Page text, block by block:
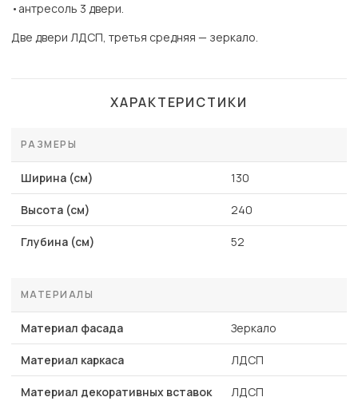
•антресоль 3 двери.
Две двери ЛДСП, третья средняя — зеркало.
ХАРАКТЕРИСТИКИ
РАЗМЕРЫ
Ширина (см) 130
Высота (см) 240
Глубина (см) 52
МАТЕРИАЛЫ
Материал фасада Зеркало
Материал каркаса ЛДСП
Материал декоративных вставок ЛДСП